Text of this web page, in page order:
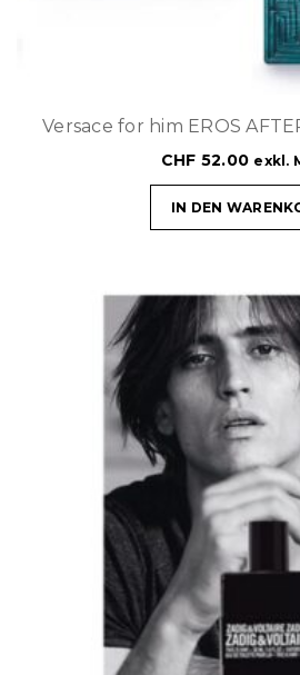
Versace for him EROS
CHF 52.00 exkl.
IN DEN